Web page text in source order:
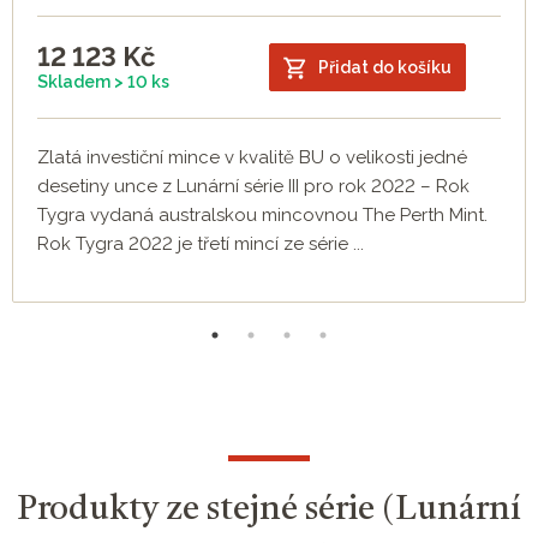
12 123 Kč
Skladem > 10 ks
Přidat do košíku
Zlatá investiční mince v kvalitě BU o velikosti jedné
desetiny unce z Lunární série III pro rok 2022 – Rok
Tygra vydaná australskou mincovnou The Perth Mint.
Rok Tygra 2022 je třetí mincí ze série ...
Produkty ze stejné série (Lunární